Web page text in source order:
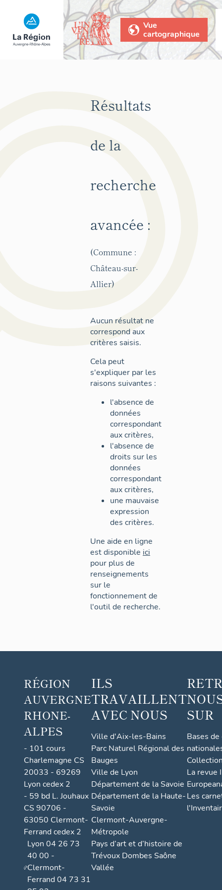
Vue
cartographique
Résultats
de la
recherche
avancée :
(Commune :
Château-sur-
Allier)
Aucun résultat ne
correspond aux
critères saisis.
Cela peut
s'expliquer par les
raisons suivantes :
l'absence de
données
correspondant
aux critères,
l'absence de
droits sur les
données
correspondant
aux critères,
une mauvaise
expression
des critères.
Une aide en ligne
est disponible ici
pour plus de
renseignements
sur le
fonctionnement de
l'outil de recherche.
RÉGION
AUVERGNE
RHONE-
ALPES
- 101 cours
Charlemagne CS
20033 - 69269
Lyon cedex 2
- 59 bd L. Jouhaux
CS 90706 -
63050 Clermont-
Ferrand cedex 2
Lyon 04 26 73
40 00 -
Clermont-
Ferrand 04 73 31
ILS
TRAVAILLENT
AVEC NOUS
Ville d'Aix-les-Bains
Parc Naturel Régional des
Bauges
Ville de Lyon
Département de la Savoie
Département de la Haute-
Savoie
Clermont-Auvergne-
Métropole
Pays d’art et d’histoire de
Trévoux Dombes Saône
Vallée
SUR
Bases
La revue
Les